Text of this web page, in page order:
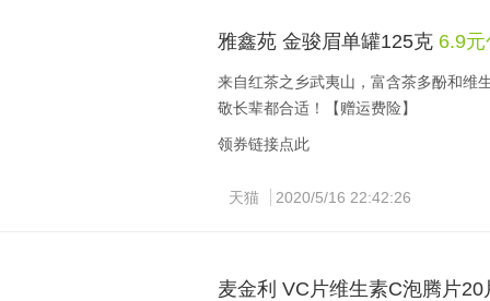
雅鑫苑 金骏眉单罐125克 6.9
来自红茶之乡武夷山，富含茶多酚和维
敬长辈都合适！【赠运费险】
领券链接点此
天猫 2020/5/16 22:42:26
麦金利 VC片维生素C泡腾片20